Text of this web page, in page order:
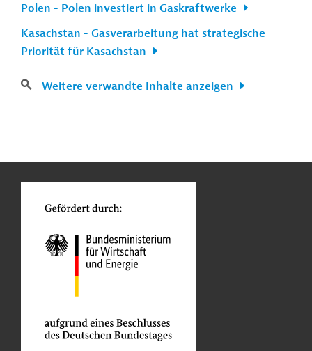
Polen - Polen investiert in Gaskraftwerke
Kasachstan - Gasverarbeitung hat strategische
Priorität für Kasachstan
Weitere verwandte Inhalte anzeigen